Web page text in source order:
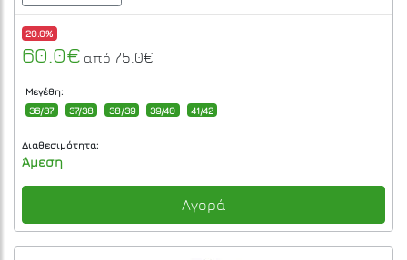
20.0%
60.0€ από 75.0€
Μεγέθη:
36/37
37/38 38/39 39/40 41/42
Διαθεσιμότητα:
Άμεση
Αγορά